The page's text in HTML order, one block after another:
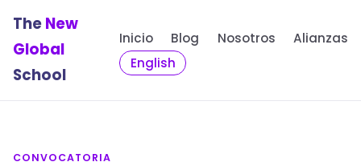
The New
Global
School
Inicio Blog Nosotros
Alianzas
English
CONVOCATORIA